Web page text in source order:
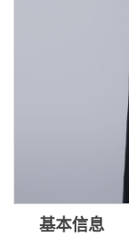
基本信息